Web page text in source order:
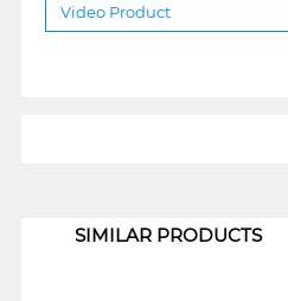
Video Product
SIMILAR PRODUCTS